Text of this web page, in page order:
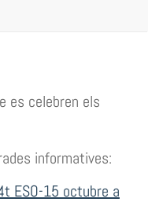
es celebren els
informatives:
ESO-15 octubre a